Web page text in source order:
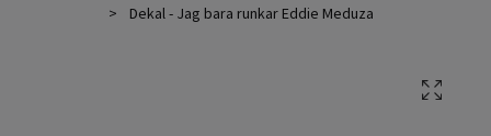
Dekal - Jag bara runkar Eddie Meduza